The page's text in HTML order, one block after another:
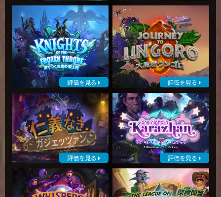
評価を見る 評価を見る
評価を見る 評価を見る